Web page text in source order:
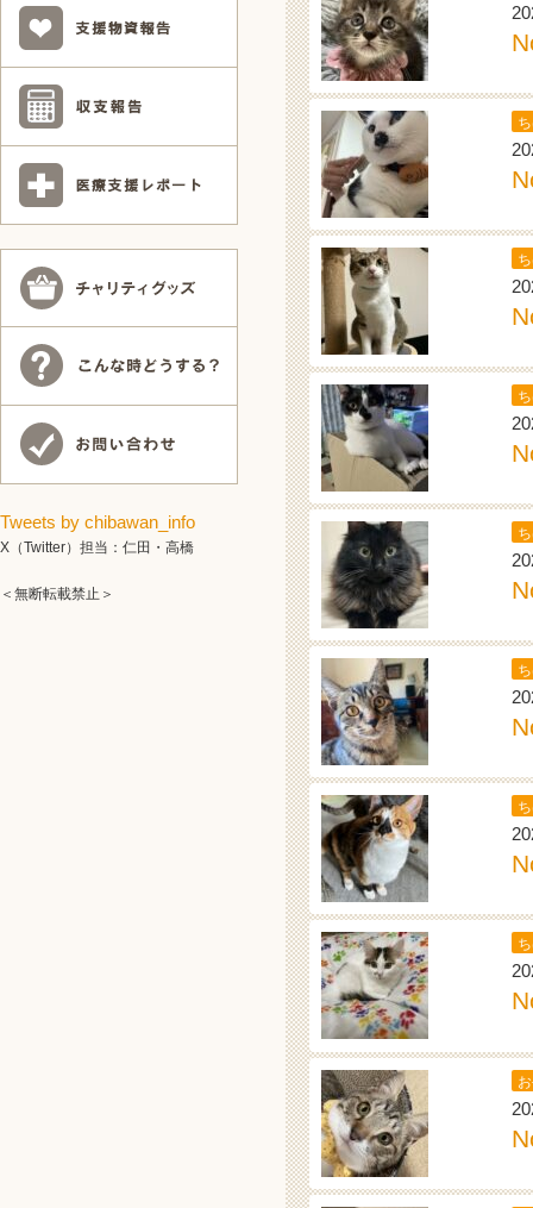
Tweets by chibawan_info
X（Twitter）担当：仁田・高橋
＜無断転載禁止＞